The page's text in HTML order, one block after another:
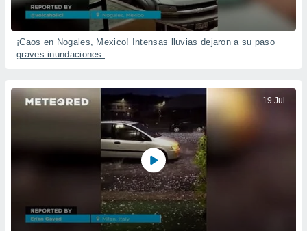
¡Caos en Nogales, Mexico! Intensas lluvias dejaron a su paso
graves inundaciones.
19 Jul